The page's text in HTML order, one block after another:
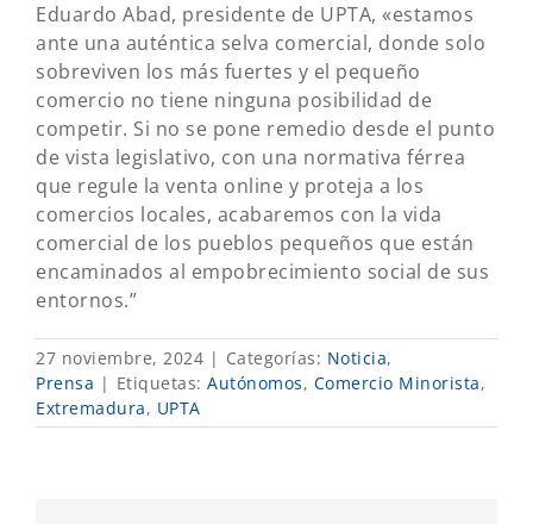
Eduardo Abad, presidente de UPTA, «estamos
ante una auténtica selva comercial, donde solo
sobreviven los más fuertes y el pequeño
comercio no tiene ninguna posibilidad de
competir. Si no se pone remedio desde el punto
de vista legislativo, con una normativa férrea
que regule la venta online y proteja a los
comercios locales, acabaremos con la vida
comercial de los pueblos pequeños que están
encaminados al empobrecimiento social de sus
entornos.”
27 noviembre, 2024 | Categorías: Noticia,
Prensa | Etiquetas: Autónomos, Comercio Minorista,
Extremadura, UPTA